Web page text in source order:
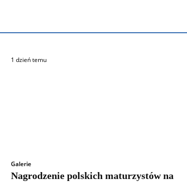
1 dzień temu
Galerie
Nagrodzenie polskich maturzystów na